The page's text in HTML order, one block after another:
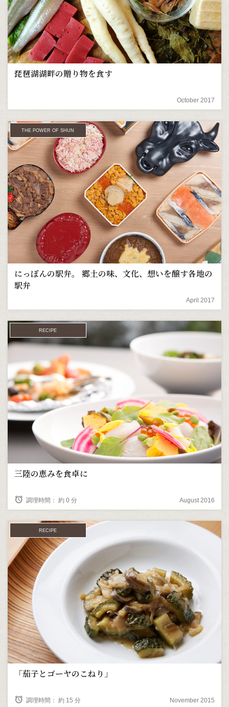
琵琶湖湖畔の贈り物を食す
October 2017
THE POWER OF SHUN
にっぽんの駅弁。 郷土の味、文化、想いを醸す各地の
駅弁
April 2017
RECIPE
三陸の恵みを食卓に
alarm 調理時間： 約 0 分 August 2016
RECIPE
「茄子とゴーヤのこねり」
alarm 調理時間： 約 15 分 November 2015